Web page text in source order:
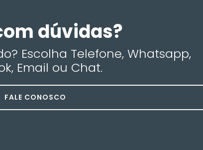
dúvidas?
Escolha Telefone, Whatsapp,
Email ou Chat.
FALE CONOSCO